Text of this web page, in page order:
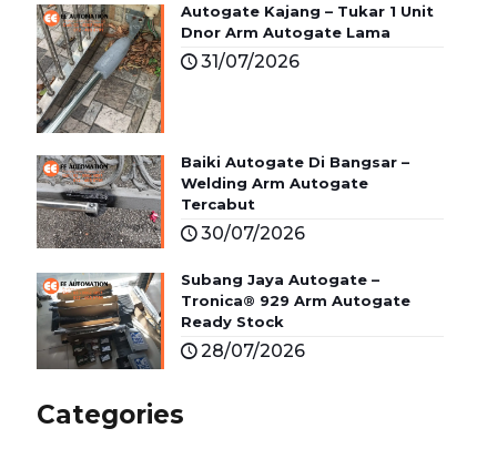
Autogate Kajang – Tukar 1 Unit
Dnor Arm Autogate Lama
31/07/2026
Baiki Autogate Di Bangsar –
Welding Arm Autogate
Tercabut
30/07/2026
Subang Jaya Autogate –
Tronica® 929 Arm Autogate
Ready Stock
28/07/2026
Categories